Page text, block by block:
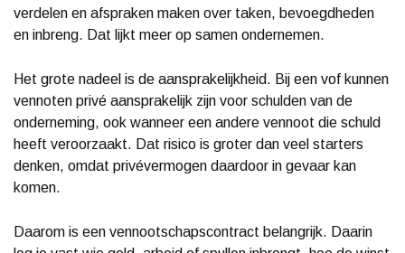
verdelen en afspraken maken over taken, bevoegdheden
en inbreng. Dat lijkt meer op samen ondernemen.
Het grote nadeel is de aansprakelijkheid. Bij een vof kunnen
vennoten privé aansprakelijk zijn voor schulden van de
onderneming, ook wanneer een andere vennoot die schuld
heeft veroorzaakt. Dat risico is groter dan veel starters
denken, omdat privévermogen daardoor in gevaar kan
komen.
Daarom is een vennootschapscontract belangrijk. Daarin